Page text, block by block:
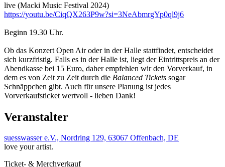
live (Macki Music Festival 2024)
https://youtu.be/CiqQX263P9w?si=3NeAbmrgYp0ql9j6
Beginn 19.30 Uhr.
Ob das Konzert Open Air oder in der Halle stattfindet, entscheidet
sich kurzfristig. Falls es in der Halle ist, liegt der Eintrittspreis an der
Abendkasse bei 15 Euro, daher empfehlen wir den Vorverkauf, in
dem es von Zeit zu Zeit durch die Balanced Tickets sogar
Schnäppchen gibt. Auch für unsere Planung ist jedes
Vorverkaufsticket wertvoll - lieben Dank!
Veranstalter
suesswasser e.V., Nordring 129, 63067 Offenbach, DE
love your artist.
Ticket- & Merchverkauf